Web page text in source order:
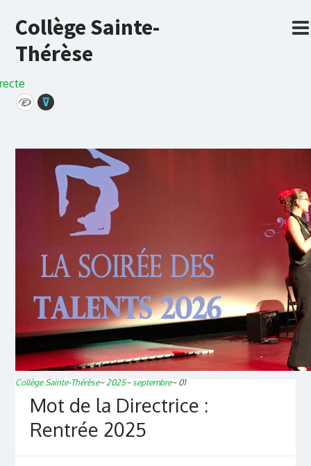
Collège Sainte-
Thérèse
⊽
Collège Sainte-Thérèse~ 2025~ septembre~ 01
Mot de la Directrice :
Rentrée 2025